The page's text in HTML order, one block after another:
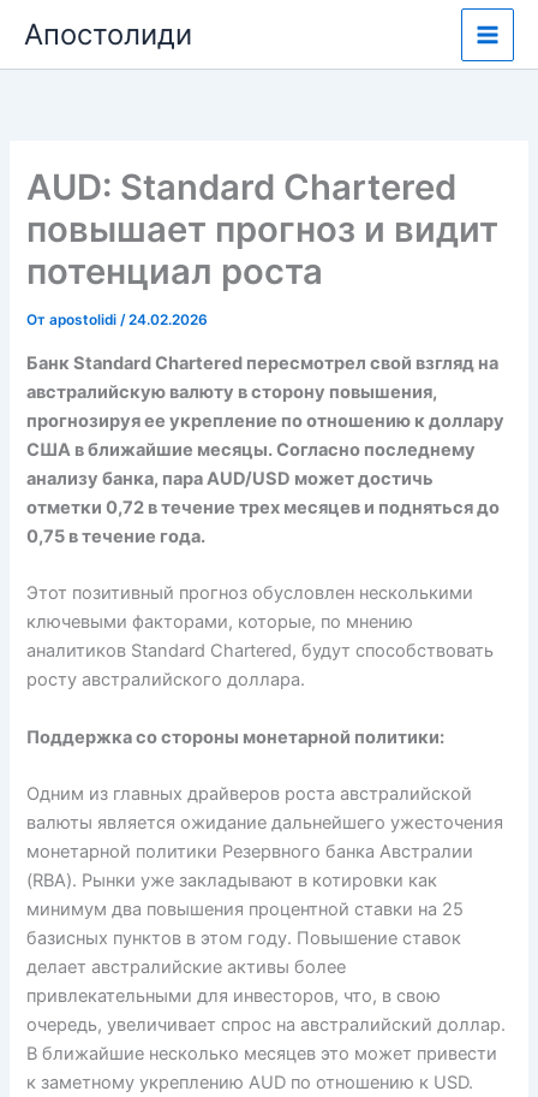
содержимому
Апостолиди
AUD: Standard Chartered
повышает прогноз и видит
потенциал роста
Отapostolidi/24.02.2026
Банк Standard Chartered пересмотрел свой взгляд на
австралийскую валюту в сторону повышения,
прогнозируя ее укрепление по отношению к доллару
США в ближайшие месяцы. Согласно последнему
анализу банка, пара AUD/USD может достичь
отметки 0,72 в течение трех месяцев и подняться до
0,75 в течение года.
Этот позитивный прогноз обусловлен несколькими
ключевыми факторами, которые, по мнению
аналитиков Standard Chartered, будут способствовать
росту австралийского доллара.
Поддержка со стороны монетарной политики:
Одним из главных драйверов роста австралийской
валюты является ожидание дальнейшего ужесточения
монетарной политики Резервного банка Австралии
(RBA). Рынки уже закладывают в котировки как
минимум два повышения процентной ставки на 25
базисных пунктов в этом году. Повышение ставок
делает австралийские активы более
привлекательными для инвесторов, что, в свою
очередь, увеличивает спрос на австралийский доллар.
В ближайшие несколько месяцев это может привести
к заметному укреплению AUD по отношению к USD.